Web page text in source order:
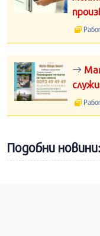
Подобни новини: